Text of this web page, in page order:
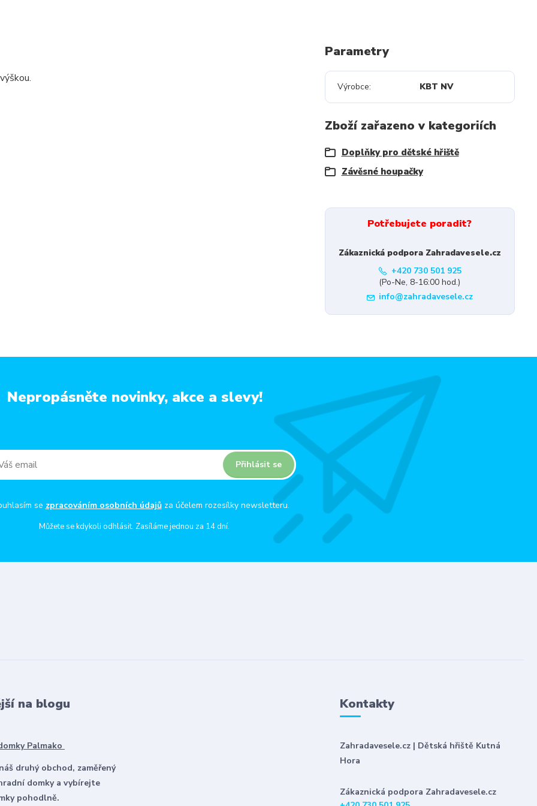
Parametry
Výrobce KBT NV
Zboží zařazeno v kategoriích
Doplňky pro dětské hřiště
Závěsné houpačky
Potřebujete poradit?
Zákaznická podpora Zahradavesele.cz
+420 730 501 925
(Po-Ne, 8-16:00 hod.)
info@zahradavesele.cz
Nepropásněte novinky, akce a slevy!
Přihlásit se
se zpracováním osobních údajůza účelem rozesílky newsletteru.
Můžete se kdykoli odhlásit. Zasíláme jednou za 14 dní.
na blogu
Palmako
druhý obchod, zaměřený
domky a vybírejte
pohodlně.
Kontakty
Zahradavesele.cz | Dětská hřiště Kutná
Hora
Zákaznická podpora Zahradavesele.cz